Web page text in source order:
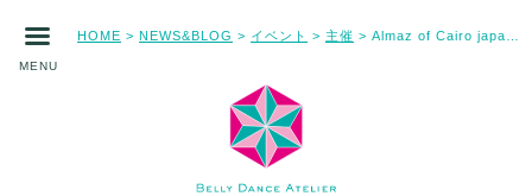
MENU
HOME > NEWS&BLOG > イベント > 主催 >